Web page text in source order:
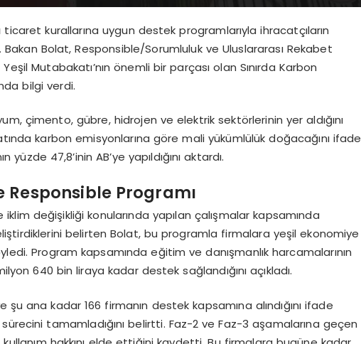
kurallarına uygun destek programlarıyla ihracatçıların
Bolat, Responsible/Sorumluluk ve Uluslararası Rekabet
Mutabakatı’nın önemli bir parçası olan Sınırda Karbon
bilgi verdi.
çimento, gübre, hidrojen ve elektrik sektörlerinin yer aldığını
karbon emisyonlarına göre mali yükümlülük doğacağını ifade
47,8’inin AB’ye yapıldığını aktardı.
Responsible Programı
değişikliği konularında yapılan çalışmalar kapsamında
belirten Bolat, bu programla firmalara yeşil ekonomiye
Program kapsamında eğitim ve danışmanlık harcamalarının
640 bin liraya kadar destek sağlandığını açıkladı.
ana kadar 166 firmanın destek kapsamına alındığını ifade
tamamladığını belirtti. Faz-2 ve Faz-3 aşamalarına geçen